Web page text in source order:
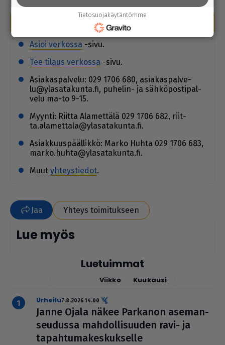
Asi­oi ver­kos­sa -sivu.
Tee ti­laus ver­kos­sa -sivu.
Asi­a­kas­pal­ve­lu: 029 1706 680, asi­a­kas­pal­ve­
lu@yla­sa­ta­kun­ta.fi, pu­he­lin- ja säh­kö­pos­ti­pal­
ve­lu ma-to 9-15.
Myyn­ti: Riit­ta Ala­met­tä­lä 029 1706 682, riit­
ta.ala­met­ta­la@yla­sa­ta­kun­ta.fi.
Asi­ak­kuus­pääl­lik­kö: Mar­ko Huh­ta 029 1706 683,
mar­ko.huh­ta@yla­sa­ta­kun­ta.fi.
Muut yh­teys­tie­dot.
Jaa Yhteys toimitukseen
Lue myös
Luetuimmat
Viikko Kuukausi
urheilu7.8.2026 14.00
Janne Ojala näkee Parkanon ase­man­
seu­dussa mah­dol­li­suu­den ravi- ja
tapah­tu­ma­kes­kuk­selle
Tietosuojakäytäntömme